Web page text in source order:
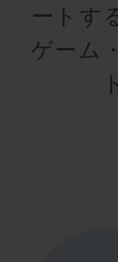
ートす
ゲーム
ト